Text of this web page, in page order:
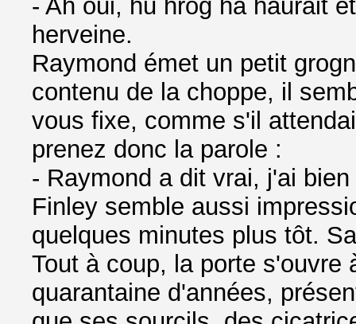
- Ah oui, hu hrog ha haurait
herveine.
Raymond émet un petit
contenu de la choppe, il
vous fixe, comme s'il
prenez donc la parole :
- Raymond a dit vrai, j'ai
Finley semble aussi
quelques minutes plus tôt.
Tout à coup, la porte s'ouvre
quarantaine d'années,